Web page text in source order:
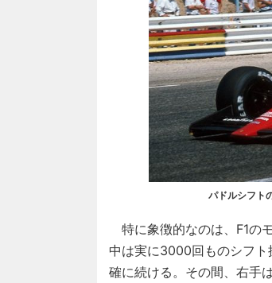
パドルシフト
特に象徴的なのは、F1の
中は実に3000回ものシフ
確に続ける。その間、右手